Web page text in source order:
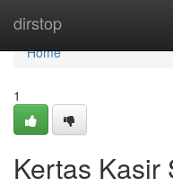
dirstop
Home
Home
1
Kertas Kasir